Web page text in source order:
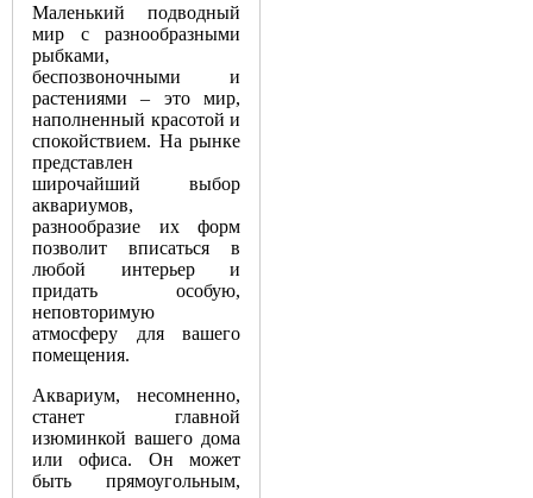
Маленький подводный
мир с разнообразными
рыбками,
беспозвоночными и
растениями – это мир,
наполненный красотой и
спокойствием. На рынке
представлен
широчайший выбор
аквариумов,
разнообразие их форм
позволит вписаться в
любой интерьер и
придать особую,
неповторимую
атмосферу для вашего
помещения.
Аквариум, несомненно,
станет главной
изюминкой вашего дома
или офиса. Он может
быть прямоугольным,